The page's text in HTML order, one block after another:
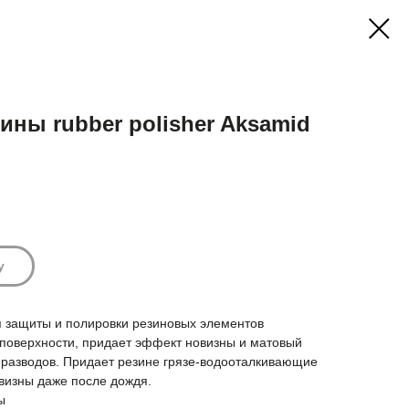
rubber polisher Aksamid
защиты и полировки резиновых элементов
придает эффект новизны и матовый
Придает резине грязе-водооталкивающие
даже после дождя.